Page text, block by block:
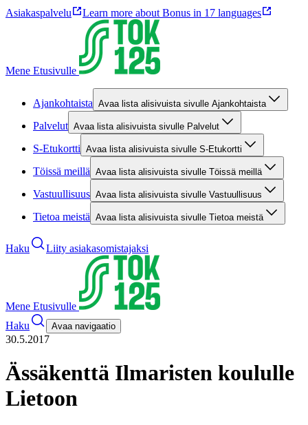
Asiakaspalvelu Learn more about Bonus in 17 languages
Mene Etusivulle
Ajankohtaista Avaa lista alisivuista sivulle Ajankohtaista
Palvelut Avaa lista alisivuista sivulle Palvelut
S-Etukortti Avaa lista alisivuista sivulle S-Etukortti
Töissä meillä Avaa lista alisivuista sivulle Töissä meillä
Vastuullisuus Avaa lista alisivuista sivulle Vastuullisuus
Tietoa meistä Avaa lista alisivuista sivulle Tietoa meistä
Haku Liity asiakasomistajaksi
Mene Etusivulle
Haku
Avaa navigaatio
30.5.2017
Ässäkenttä Ilmaristen koululle
Lietoon